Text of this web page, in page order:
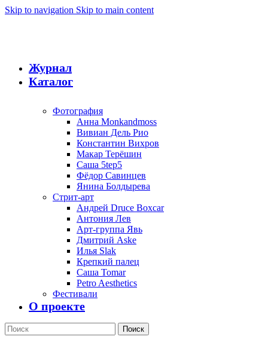
Skip to navigation Skip to main content
Журнал
Каталог
Фотография
Анна Monkandmoss
Вивиан Дель Рио
Константин Вихров
Макар Терёшин
Саша 5tep5
Фёдор Савинцев
Янина Болдырева
Стрит-арт
Андрей Druce Boxcar
Антония Лев
Арт-группа Явь
Дмитрий Aske
Илья Slak
Крепкий палец
Саша Tomar
Petro Aesthetics
Фестивали
О проекте
Поиск